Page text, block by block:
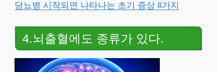
당뇨병 시작되면 나타나는 초기 증상 8가지
4.뇌출혈에도 종류가 있다.